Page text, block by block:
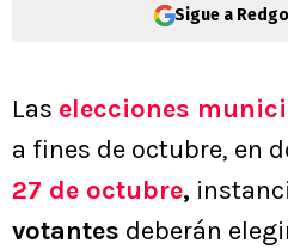
Sigue a
Las elecciones
a fines de octubre, en
27 de octubre,
votantes deberán